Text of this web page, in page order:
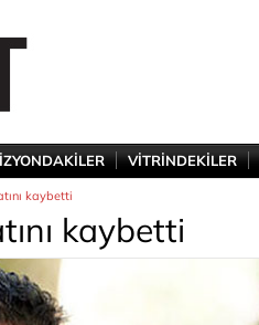
VİTRİNDEKİLER
kaybetti
kaybetti